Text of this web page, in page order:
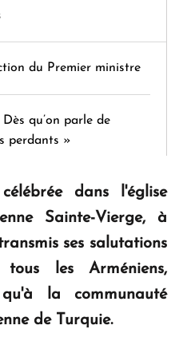
du Premier ministre
qu’on parle de
perdants »
d'alternative concrète, la
ne se pose pas. "
de résilience et d'avenir
dans l'église
Sainte-Vierge, à
ses salutations
les Arméniens,
la communauté
de Turquie.